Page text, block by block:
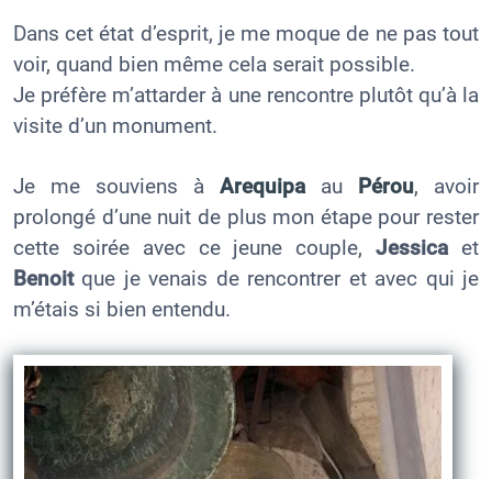
Dans cet état d’esprit, je me moque de ne pas tout
voir, quand bien même cela serait possible.
Je préfère m’attarder à une rencontre plutôt qu’à la
visite d’un monument.
Je me souviens à Arequipaau Pérou, avoir
prolongé d’une nuit de plus mon étape pour rester
cette soirée avec ce jeune couple,Jessicaet
Benoitque je venais de rencontrer et avec qui je
m’étais si bien entendu.